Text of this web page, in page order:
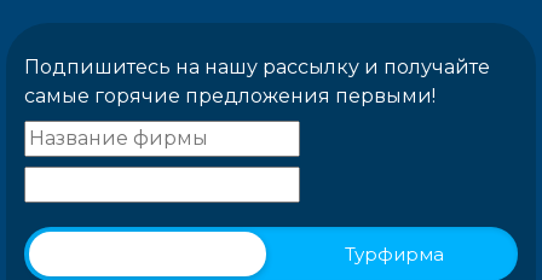
Подпишитесь на нашу рассылку и получайте
самые горячие предложения первыми!
Турфирма